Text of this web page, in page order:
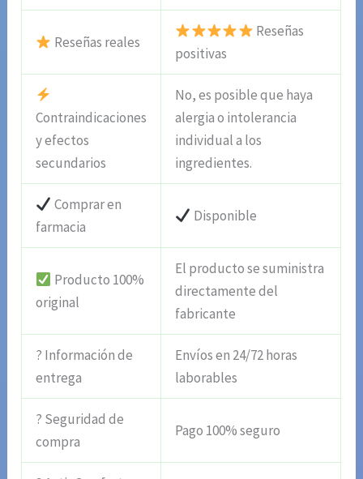
Reseñas reales
Reseñas
positivas
Contraindicaciones
y efectos
secundarios
No, es posible que haya
alergia o intolerancia
individual a los
ingredientes.
Comprar en
farmacia
Disponible
Producto 100%
original
El producto se suministra
directamente del
fabricante
? Información de
entrega
Envíos en 24/72 horas
laborables
? Seguridad de
compra
Pago 100% seguro